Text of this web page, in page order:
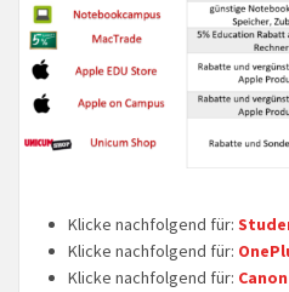
Klicke nachfolgend für:
Klicke nachfolgend für:
Klicke nachfolgend für: Canon